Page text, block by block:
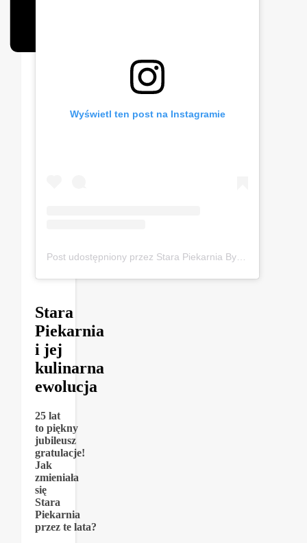
Wyświetl ten post na Instagramie
Stara
Piekarnia
i jej
kulinarna
ewolucja
25 lat
to piękny
jubileusz
gratulacje!
Jak
zmieniała
się
Stara
Piekarnia
przez te lata?